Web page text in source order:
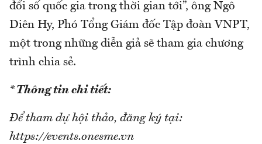
đổi số quốc gia trong thời gian tới”, ông Ngô
Diên Hy, Phó Tổng Giám đốc Tập đoàn VNPT,
một trong những diễn giả sẽ tham gia chương
trình chia sẻ.
* Thông tin chi tiết:
Để tham dự hội thảo, đăng ký tại:
https://events.onesme.vn